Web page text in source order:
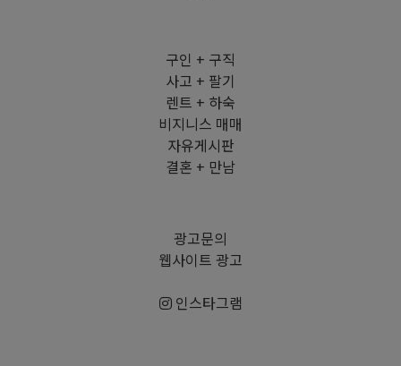
구인 + 구직
사고 + 팔기
렌트 + 하숙
비지니스 매매
자유게시판
결혼 + 만남
광고문의
웹사이트 광고
인스타그램